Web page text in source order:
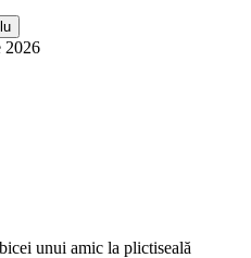
2026
unui amic la plictiseală